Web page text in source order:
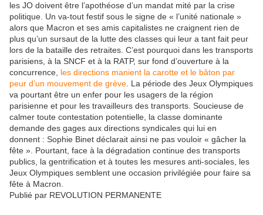
les JO doivent être l’apothéose d’un mandat mité par la crise
politique. Un va-tout festif sous le signe de « l’unité nationale »
alors que Macron et ses amis capitalistes ne craignent rien de
plus qu’un sursaut de la lutte des classes qui leur a tant fait peur
lors de la bataille des retraites. C’est pourquoi dans les transports
parisiens, à la SNCF et à la RATP, sur fond d’ouverture à la
concurrence, les directions manient la carotte et le bâton par
peur d’un mouvement de grève . La période des Jeux Olympiques
va pourtant être un enfer pour les usagers de la région
parisienne et pour les travailleurs des transports. Soucieuse de
calmer toute contestation potentielle, la classe dominante
demande des gages aux directions syndicales qui lui en
donnent : Sophie Binet déclarait ainsi ne pas vouloir « gâcher la
fête ». Pourtant, face à la dégradation continue des transports
publics, la gentrification et à toutes les mesures anti-sociales, les
Jeux Olympiques semblent une occasion privilégiée pour faire sa
fête à Macron.
Publié par REVOLUTION PERMANENTE